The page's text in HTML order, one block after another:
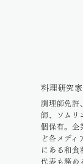
料理研究
調理師免許
師、ソムリ
個保有。企
ど各メデ
にある和
代表も務め